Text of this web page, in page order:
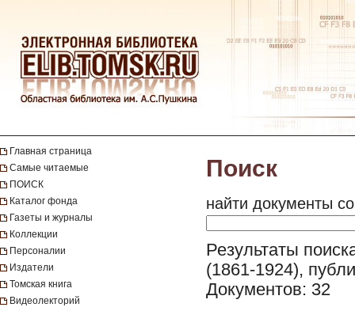
Главная страница
Самые читаемые
ПОИСК
Каталог фонда
Газеты и журналы
Коллекции
Персоналии
Издатели
Томская книга
Видеолекторий
Поиск
найти документы
Результаты
(1861-1924),
Документов: 32